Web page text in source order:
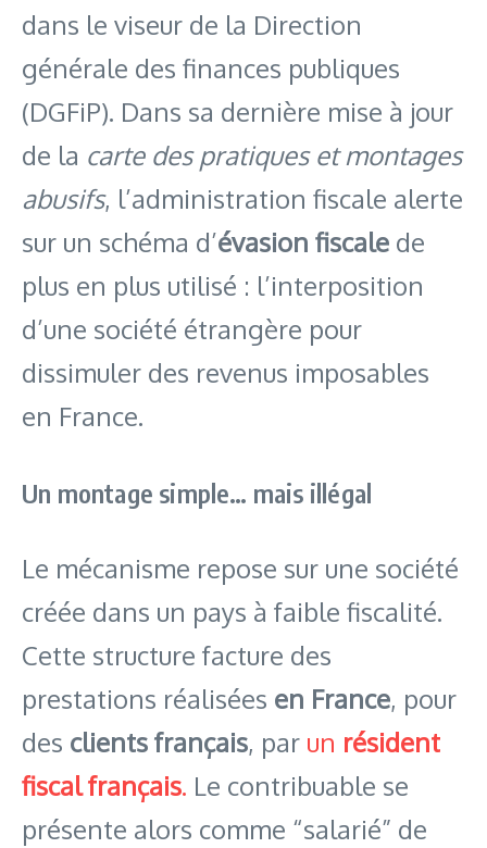
dans le viseur de la Direction
générale des finances publiques
(DGFiP). Dans sa dernière mise à jour
de la carte des pratiques et montages
abusifs, l’administration fiscale alerte
sur un schéma d’évasion fiscale de
plus en plus utilisé : l’interposition
d’une société étrangère pour
dissimuler des revenus imposables
en France.
Un montage simple… mais illégal
Le mécanisme repose sur une société
créée dans un pays à faible fiscalité.
Cette structure facture des
prestations réalisées en France, pour
des clients français, par un résident
fiscal français. Le contribuable se
présente alors comme “salarié” de